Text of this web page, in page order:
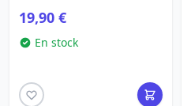
19,90 €
En stock